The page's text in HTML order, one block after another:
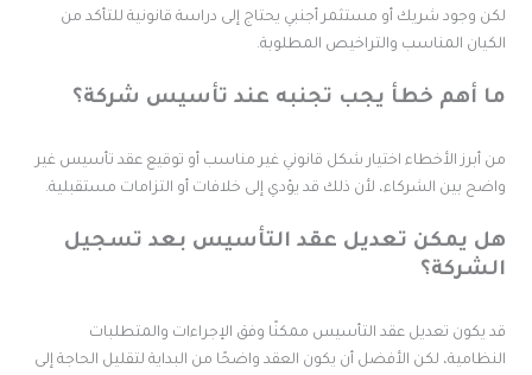
وجود شريك أو مستثمر أجنبي يحتاج إلى دراسة قانونية للتأكد من
المناسب والتراخيص المطلوبة.
أهم خطأ يجب تجنبه عند تأسيس شركة؟
أبرز الأخطاء اختيار شكل قانوني غير مناسب أو توقيع عقد تأسيس غير
بين الشركاء، لأن ذلك قد يؤدي إلى خلافات أو التزامات مستقبلية.
يمكن تعديل عقد التأسيس بعد تسجيل
يكون تعديل عقد التأسيس ممكنًا وفق الإجراءات والمتطلبات
لكن الأفضل أن يكون العقد واضحًا من البداية لتقليل الحاجة إلى